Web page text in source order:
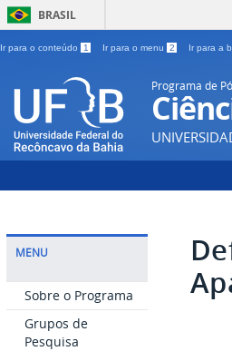
BRASIL
Ir para o conteúdo 1 Ir para o menu 2 Ir para a
Programa de
MENU
Sobre o Programa
Grupos de
Pesquisa